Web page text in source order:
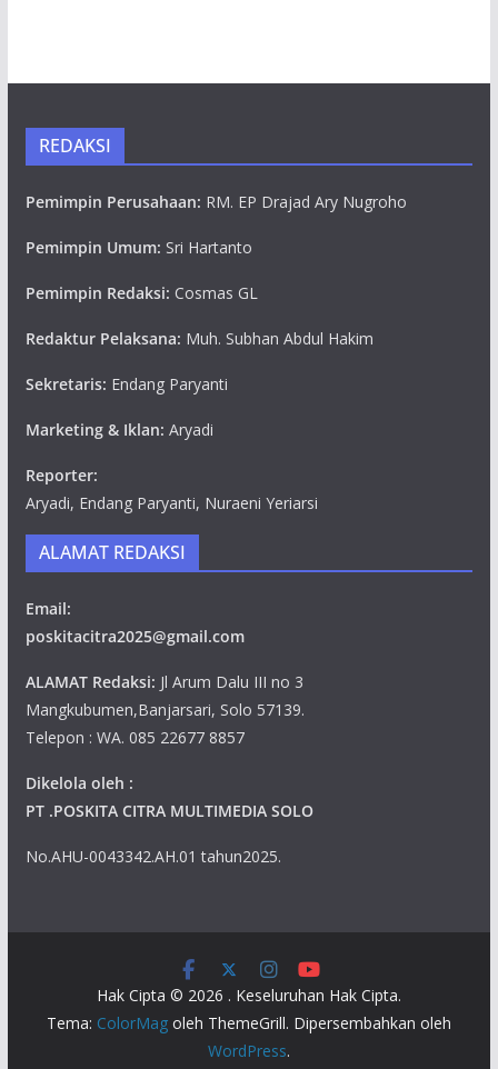
REDAKSI
Pemimpin Perusahaan: RM. EP Drajad Ary Nugroho
Pemimpin Umum: Sri Hartanto
Pemimpin Redaksi: Cosmas GL
Redaktur Pelaksana: Muh. Subhan Abdul Hakim
Sekretaris: Endang Paryanti
Marketing & Iklan: Aryadi
Reporter:
Aryadi, Endang Paryanti, Nuraeni Yeriarsi
ALAMAT REDAKSI
Email:
poskitacitra2025@gmail.com
ALAMAT Redaksi: Jl Arum Dalu III no 3
Mangkubumen,Banjarsari, Solo 57139.
Telepon : WA. 085 22677 8857
Dikelola oleh :
PT .POSKITA CITRA MULTIMEDIA SOLO
No.AHU-0043342.AH.01 tahun2025.
Hak Cipta © 2026 . Keseluruhan Hak Cipta.
Tema: ColorMagoleh ThemeGrill. Dipersembahkan oleh
WordPress.